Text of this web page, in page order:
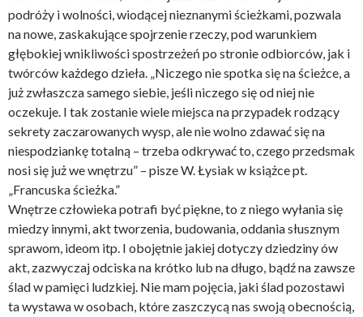
podróży i wolności, wiodącej nieznanymi ścieżkami, pozwala
na nowe, zaskakujące spojrzenie rzeczy, pod warunkiem
głębokiej wnikliwości spostrzeżeń po stronie odbiorców, jak i
twórców każdego dzieła. „Niczego nie spotka się na ścieżce, a
już zwłaszcza samego siebie, jeśli niczego się od niej nie
oczekuje. I tak zostanie wiele miejsca na przypadek rodzący
sekrety zaczarowanych wysp, ale nie wolno zdawać się na
niespodziankę totalną – trzeba odkrywać to, czego przedsmak
nosi się już we wnętrzu” – pisze W. Łysiak w książce pt.
„Francuska ścieżka.”
Wnętrze człowieka potrafi być piękne, to z niego wyłania się
miedzy innymi, akt tworzenia, budowania, oddania słusznym
sprawom, ideom itp. I obojętnie jakiej dotyczy dziedziny ów
akt, zazwyczaj odciska na krótko lub na długo, bądź na zawsze
ślad w pamięci ludzkiej. Nie mam pojęcia, jaki ślad pozostawi
ta wystawa w osobach, które zaszczycą nas swoją obecnością,